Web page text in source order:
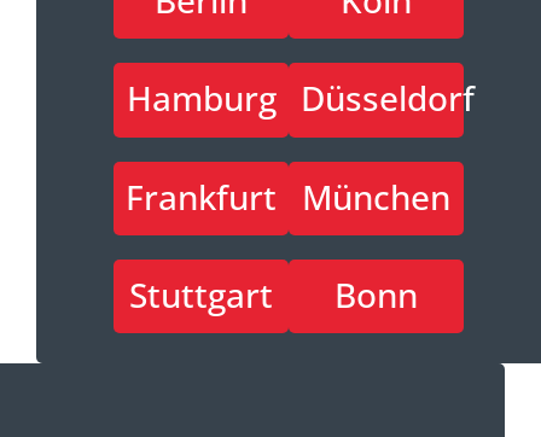
Hamburg Düsseldorf
Frankfurt München
Stuttgart Bonn